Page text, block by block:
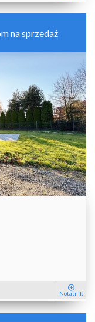
na sprzedaż
Notatnik